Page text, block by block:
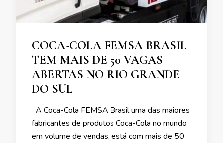
COCA-COLA FEMSA BRASIL
TEM MAIS DE 50 VAGAS
ABERTAS NO RIO GRANDE
DO SUL
A Coca-Cola FEMSA Brasil uma das maiores
fabricantes de produtos Coca-Cola no mundo
em volume de vendas, está com mais de 50